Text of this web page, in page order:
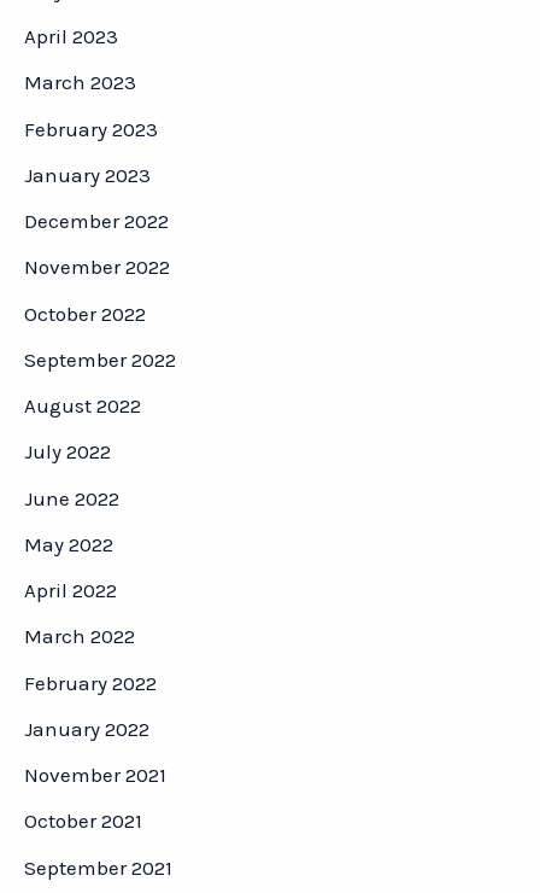
April 2023
March 2023
February 2023
January 2023
December 2022
November 2022
October 2022
September 2022
August 2022
July 2022
June 2022
May 2022
April 2022
March 2022
February 2022
January 2022
November 2021
October 2021
September 2021